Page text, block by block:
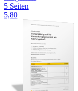
5 Seiten
5,80